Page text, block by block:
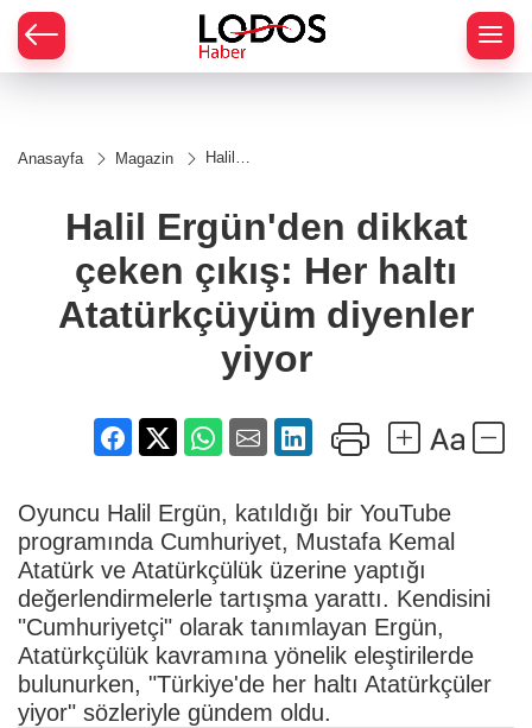
Anasayfa Magazin
Halil
çıkış: Her
haltı
Atatürkçüyüm
diyenler yiyor
Halil Ergün'den dikkat
çeken çıkış: Her haltı
Atatürkçüyüm diyenler
yiyor
Oyuncu Halil Ergün, katıldığı bir YouTube
programında Cumhuriyet, Mustafa Kemal
Atatürk ve Atatürkçülük üzerine yaptığı
değerlendirmelerle tartışma yarattı. Kendisini
"Cumhuriyetçi" olarak tanımlayan Ergün,
Atatürkçülük kavramına yönelik eleştirilerde
bulunurken, "Türkiye'de her haltı Atatürkçüler
yiyor" sözleriyle gündem oldu.